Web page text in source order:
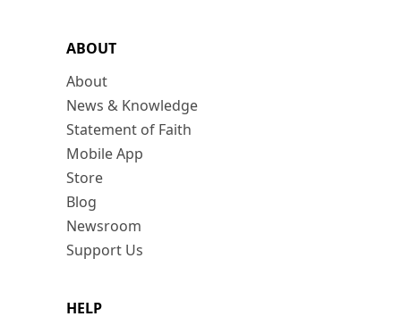
ABOUT
About
News & Knowledge
Statement of Faith
Mobile App
Store
Blog
Newsroom
Support Us
HELP